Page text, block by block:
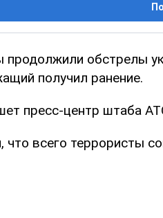
продолжили обстрелы
получил ранение.
пресс-центр штаба
что всего террористы